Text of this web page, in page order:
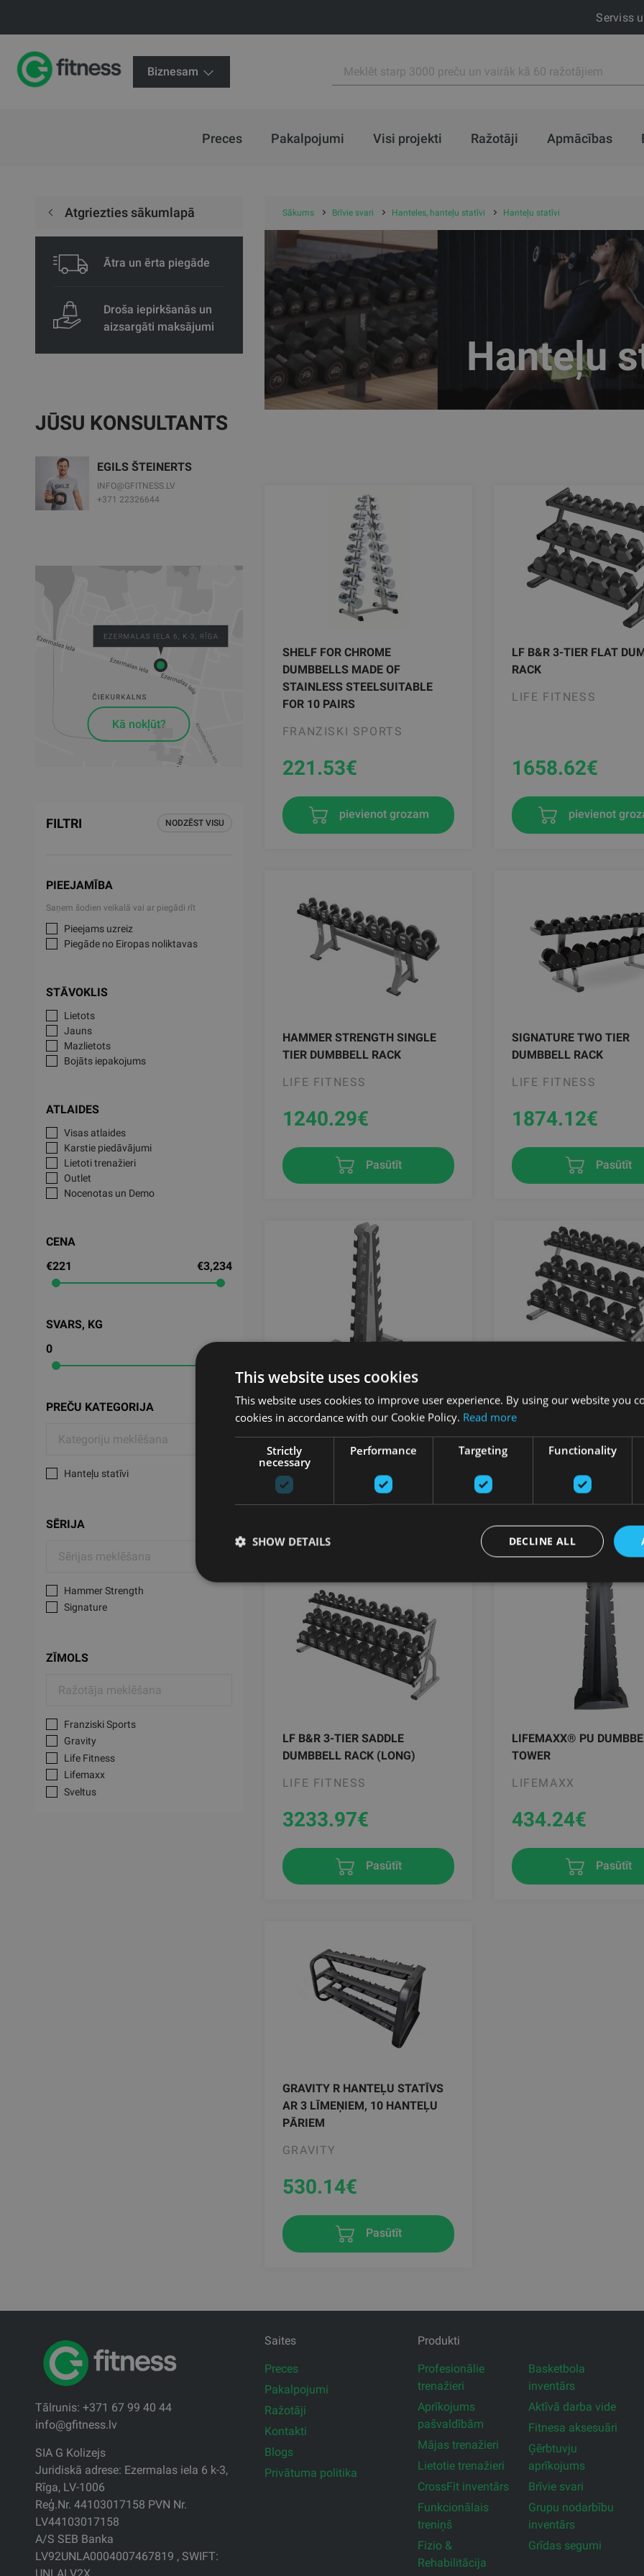
Serviss
Biznesam
Preces Pakalpojumi Visi projekti Ražotāji Apmācības
Atgriezties sākumlapā
Ātra un ērta piegāde
Droša iepirkšanās un
aizsargāti maksājumi
JŪSU KONSULTANTS
EGILS ŠTEINERTS
INFO@GFITNESS.LV
+371 22326644
Kā nokļūt?
FILTRI NODZĒST VISU
PIEEJAMĪBA
Saņem šodien veikalā vai ar piegādi rīt
Pieejams uzreiz
Piegāde no Eiropas noliktavas
STĀVOKLIS
Lietots
Jauns
Mazlietots
Bojāts iepakojums
ATLAIDES
Visas atlaides
Karstie piedāvājumi
Lietoti trenažieri
Outlet
Nocenotas un Demo
CENA
€221
€3,234
SVARS, KG
0
PREČU KATEGORIJA
Hanteļu statīvi
SĒRIJA
Hammer Strength
Signature
ZĪMOLS
Franziski Sports
Gravity
Life Fitness
Lifemaxx
Sveltus
Sākums Brīvie svari Hanteles, hanteļu statīvi Hanteļu statīvi
Hanteļu
SHELF FOR CHROME
DUMBBELLS MADE OF
STAINLESS STEELSUITABLE
FOR 10 PAIRS
FRANZISKI SPORTS
221.53€
pievienot grozam
LF B&R 3-TIER FLAT
RACK
LIFE FITNESS
1658.62€
pievienot
HAMMER STRENGTH SINGLE
TIER DUMBBELL RACK
LIFE FITNESS
1240.29€
Pasūtīt
SIGNATURE TWO TIER
DUMBBELL RACK
LIFE FITNESS
1874.12€
Pasūtīt
RACK 8
1529.88
DUMBBELL RACK
2340.25€
LF B&R 3-TIER SADDLE
DUMBBELL RACK (LONG)
LIFE FITNESS
3233.97€
Pasūtīt
LIFEMAXX® PU
TOWER
LIFEMAXX
434.24€
Pasūtīt
GRAVITY R HANTEĻU STATĪVS
AR 3 LĪMEŅIEM, 10 HANTEĻU
PĀRIEM
GRAVITY
530.14€
Pasūtīt
Tālrunis: +371 67 99 40 44
info@gfitness.lv
SIA G Kolizejs
Juridiskā adrese: Ezermalas iela 6 k-3,
Rīga, LV-1006
Reģ.Nr. 44103017158 PVN Nr.
LV44103017158
A/S SEB Banka
LV92UNLA0004007467819 , SWIFT:
Saites
Preces
Pakalpojumi
Ražotāji
Kontakti
Blogs
Privātuma politika
Produkti
Profesionālie
trenažieri
Aprīkojums
pašvaldībām
Mājas trenažieri
Lietotie trenažieri
CrossFit inventārs
Funkcionālais
treniņš
Fizio &
Rehabilitācija
Basketbola
inventārs
Aktīvā darba vide
Fitnesa aksesuāri
Ģērbtuvju
aprīkojums
Brīvie svari
Grupu nodarbību
inventārs
Grīdas segumi
This website uses cookies
This website uses cookies to improve user experience. By using our website you
cookies in accordance with our Cookie Policy. Read more
Strictly
necessary
Performance Targeting Functionality
DECLINE ALL
SHOW DETAILS